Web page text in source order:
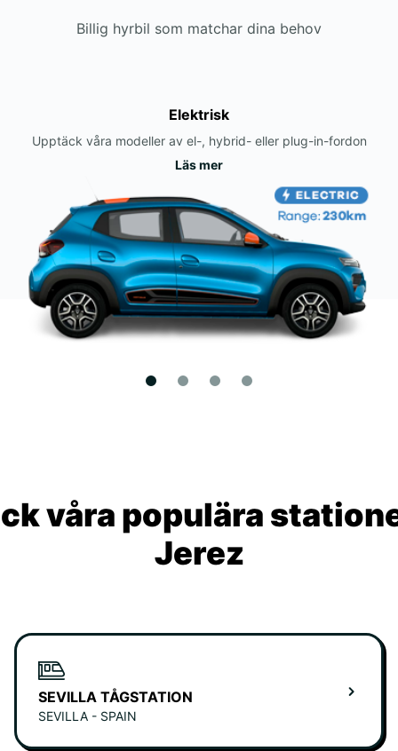
Billig hyrbil som matchar dina behov
Elektrisk
Upptäck våra modeller av el-, hybrid- eller plug-in-fordon
Läs mer
våra populära
Jerez
SEVILLA TÅGSTATION
SEVILLA - SPAIN